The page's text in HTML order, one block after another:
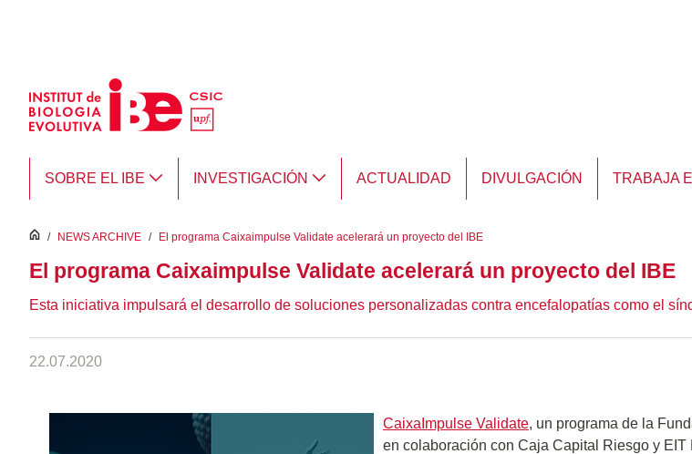
SOBRE EL IBE INVESTIGACIÓN ACTUALIDAD DIVULGACIÓN TRABAJA
inici
/ NEWS ARCHIVE / El programa Caixaimpulse Validate acelerará un proyecto del IBE
El programa Caixaimpulse Validate acelerará un proyecto del IBE
Esta iniciativa impulsará el desarrollo de soluciones personalizadas contra encefalopatías como el
22.07.2020
CaixaImpulse Validate, un programa de la
en colaboración con Caja Capital Riesgo y EIT